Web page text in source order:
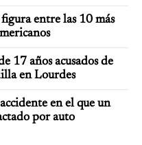
entre las 10 más
17 años acusados de
en Lourdes
en el que un
por auto